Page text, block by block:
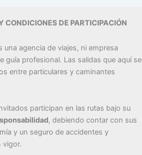
CONDICIONES DE PARTICIPACIÓN
una agencia de viajes, ni empresa
guía profesional. Las salidas que aquí se
entre particulares y caminantes
participan en las rutas bajo su
, debiendo contar con sus
y un seguro de accidentes y
vigor.